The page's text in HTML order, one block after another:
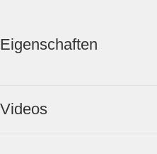
Eigenschaften
Videos